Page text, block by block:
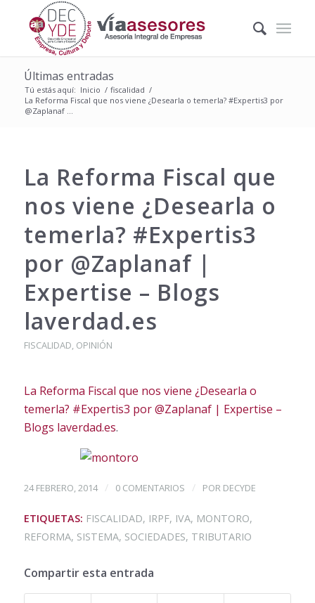
Últimas entradas
Tú estás aquí: Inicio / fiscalidad /
La Reforma Fiscal que nos viene ¿Desearla o temerla? #Expertis3 por
@Zaplanaf ...
La Reforma Fiscal que
nos viene ¿Desearla o
temerla? #Expertis3
por @Zaplanaf |
Expertise – Blogs
laverdad.es
FISCALIDAD, OPINIÓN
La Reforma Fiscal que nos viene ¿Desearla o
temerla? #Expertis3 por @Zaplanaf | Expertise –
Blogs laverdad.es.
24 FEBRERO, 2014 / 0 COMENTARIOS / POR DECYDE
ETIQUETAS: FISCALIDAD, IRPF, IVA, MONTORO,
REFORMA, SISTEMA, SOCIEDADES, TRIBUTARIO
Compartir esta entrada